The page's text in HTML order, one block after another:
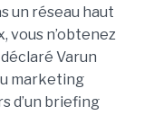
un réseau haut
vous n’obtenez
Varun
marketing
d’un briefing